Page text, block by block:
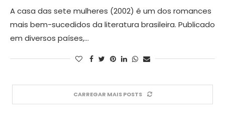
A casa das sete mulheres (2002) é um dos romances
mais bem-sucedidos da literatura brasileira. Publicado
em diversos países,…
CARREGAR MAIS POSTS